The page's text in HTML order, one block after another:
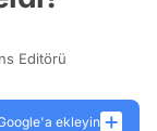
Editörü
ekleyin